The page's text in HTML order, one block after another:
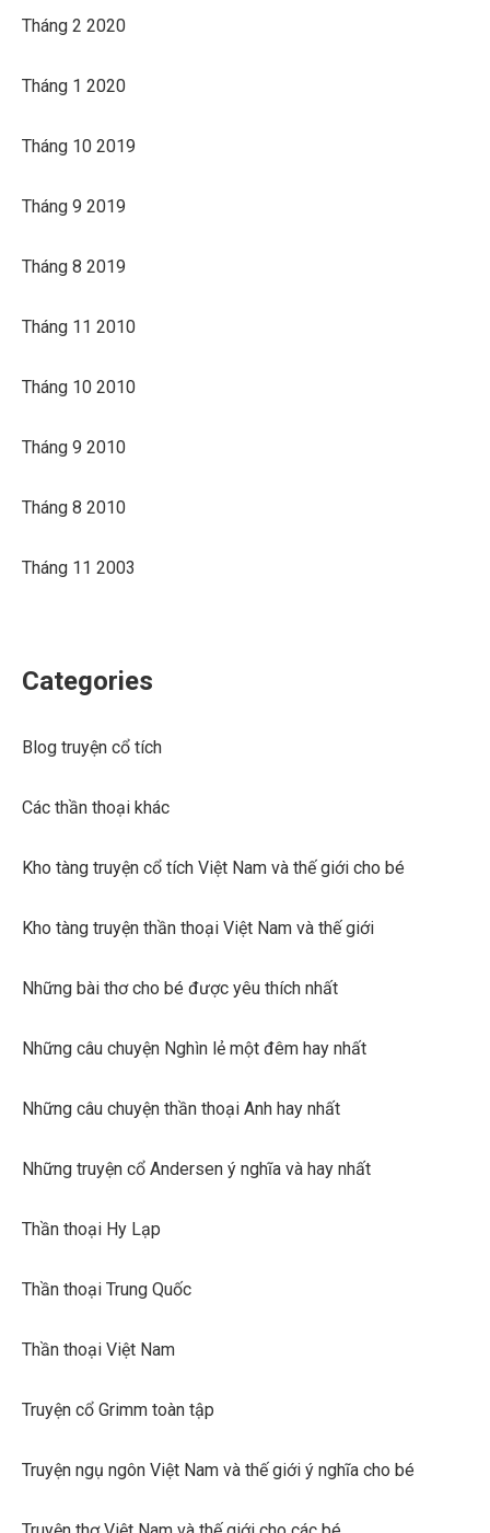
Tháng 2 2020
Tháng 1 2020
Tháng 10 2019
Tháng 9 2019
Tháng 8 2019
Tháng 11 2010
Tháng 10 2010
Tháng 9 2010
Tháng 8 2010
Tháng 11 2003
Categories
Blog truyện cổ tích
Các thần thoại khác
Kho tàng truyện cổ tích Việt Nam và thế giới cho bé
Kho tàng truyện thần thoại Việt Nam và thế giới
Những bài thơ cho bé được yêu thích nhất
Những câu chuyện Nghìn lẻ một đêm hay nhất
Những câu chuyện thần thoại Anh hay nhất
Những truyện cổ Andersen ý nghĩa và hay nhất
Thần thoại Hy Lạp
Thần thoại Trung Quốc
Thần thoại Việt Nam
Truyện cổ Grimm toàn tập
Truyện ngụ ngôn Việt Nam và thế giới ý nghĩa cho bé